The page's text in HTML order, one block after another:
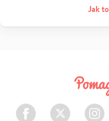
Jak
Facebook Twitter